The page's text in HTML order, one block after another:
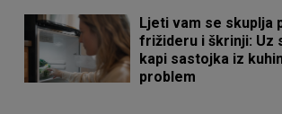
Ljeti vam se skuplja
frižideru i škrinji: Uz
kapi sastojka iz
problem